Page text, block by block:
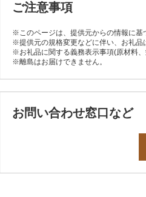
ご注意事項
※このページは、提供元からの情報に基
※提供元の規格変更などに伴い、お礼品
※お礼品に関する義務表示事項(原材料
※離島はお届けできません。
お問い合わせ窓口など